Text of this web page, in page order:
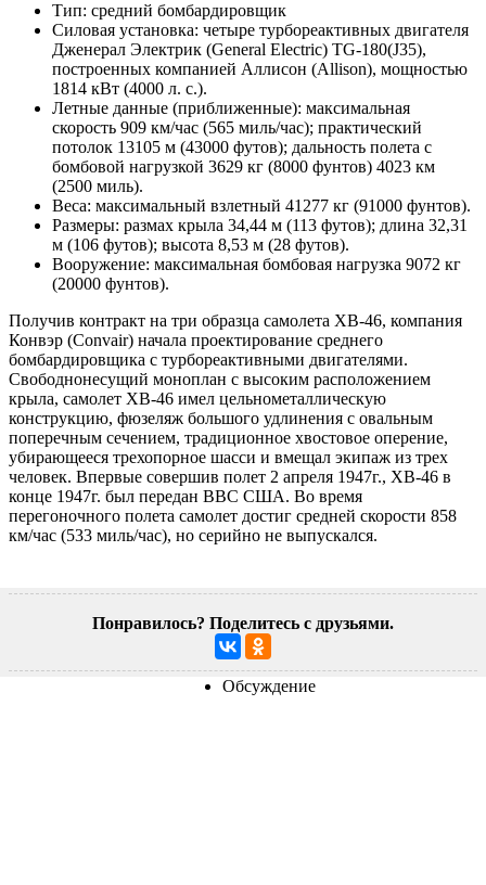
Тип: средний бомбардировщик
Силовая установка: четыре турбореактивных двигателя
Дженерал Электрик (General Electric) TG-180(J35),
построенных компанией Аллисон (Allison), мощностью
1814 кВт (4000 л. с.).
Летные данные (приближенные): максимальная
скорость 909 км/час (565 миль/час); практический
потолок 13105 м (43000 футов); дальность полета с
бомбовой нагрузкой 3629 кг (8000 фунтов) 4023 км
(2500 миль).
Веса: максимальный взлетный 41277 кг (91000 фунтов).
Размеры: размах крыла 34,44 м (113 футов); длина 32,31
м (106 футов); высота 8,53 м (28 футов).
Вооружение: максимальная бомбовая нагрузка 9072 кг
(20000 фунтов).
Получив контракт на три образца самолета XB-46, компания
Конвэр (Convair) начала проектирование среднего
бомбардировщика с турбореактивными двигателями.
Свободнонесущий моноплан с высоким расположением
крыла, самолет XB-46 имел цельнометаллическую
конструкцию, фюзеляж большого удлинения с овальным
поперечным сечением, традиционное хвостовое оперение,
убирающееся трехопорное шасси и вмещал экипаж из трех
человек. Впервые совершив полет 2 апреля 1947г., XB-46 в
конце 1947г. был передан ВВС США. Во время
перегоночного полета самолет достиг средней скорости 858
км/час (533 миль/час), но серийно не выпускался.
Понравилось? Поделитесь с друзьями.
Обсуждение